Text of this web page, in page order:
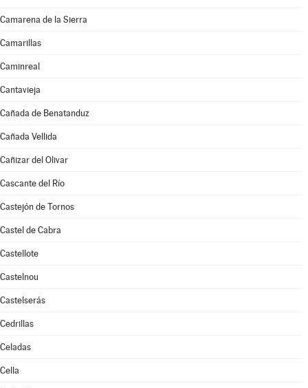
Camarena de la Sierra
Camarillas
Caminreal
Cantavieja
Cañada de Benatanduz
Cañada Vellida
Cañizar del Olivar
Cascante del Río
Castejón de Tornos
Castel de Cabra
Castellote
Castelnou
Castelserás
Cedrillas
Celadas
Cella